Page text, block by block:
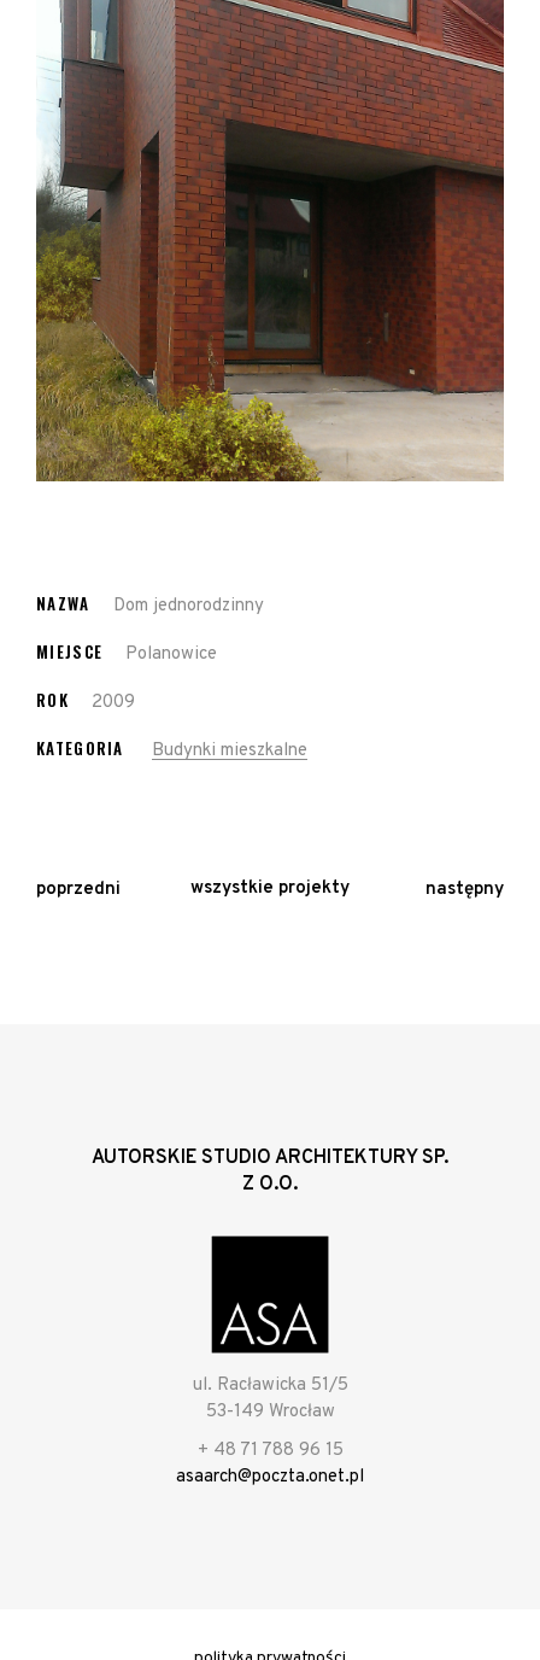
NAZWA Dom jednorodzinny
MIEJSCE Polanowice
ROK 2009
KATEGORIA Budynki mieszkalne
poprzedni wszystkie projekty następny
AUTORSKIE STUDIO ARCHITEKTURY SP.
Z O.O.
ul. Racławicka 51/5
53-149 Wrocław
+ 48 71 788 96 15
asaarch@poczta.onet.pl